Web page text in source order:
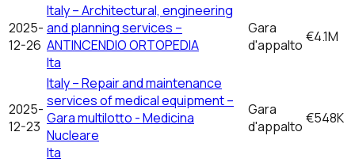
2025-
12-26
Italy – Architectural, engineering
and planning services –
ANTINCENDIO ORTOPEDIA
Ita
Gara
d'appalto €4.1M
2025-
12-23
Italy – Repair and maintenance
services of medical equipment –
Gara multilotto - Medicina
Nucleare
Ita
Gara
d'appalto €548K